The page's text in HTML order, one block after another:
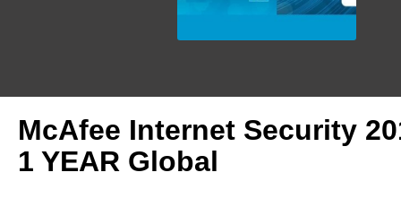
McAfee Internet Security
1 YEAR Global